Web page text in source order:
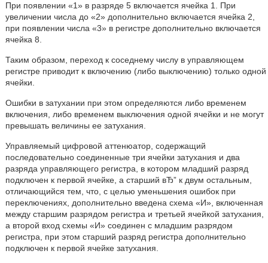
При появлении «1» в разряде 5 включается ячейка 1. При
увеличении числа до «2» дополнительно включается ячейка 2,
при появлении числа «3» в регистре дополнительно включается
ячейка 8.
Таким образом, переход к соседнему числу в управляющем
регистре приводит к включению (либо выключению) только одной
ячейки.
Ошибки в затухании при этом определяются либо временем
включения, либо временем выключения одной ячейки и не могут
превышать величины ее затухания.
Управляемый цифровой аттенюатор, содержащий
последовательно соединенные три ячейки затухания и два
разряда управляющего регистра, в котором младший разряд
подключен к первой ячейке, а старший вЂ” к двум остальным,
отличающийся тем, что, с целью уменьшения ошибок при
переключениях, дополнительно введена схема «И», включенная
между старшим разрядом регистра и третьей ячейкой затухания,
а второй вход схемы «И» соединен с младшим разрядом
регистра, при этом старший разряд регистра дополнительно
подключен к первой ячейке затухания.